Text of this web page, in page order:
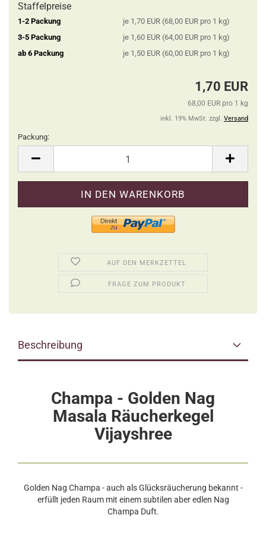
Staffelpreise
1-2 Packung
je 1,70 EUR (68,00 EUR pro 1 kg)
3-5 Packung
je 1,60 EUR (64,00 EUR pro 1 kg)
ab 6 Packung
je 1,50 EUR (60,00 EUR pro 1 kg)
1,70 EUR
68,00 EUR pro 1 kg
inkl. 19% MwSt. zzgl. Versand
Packung:
AUF DEN MERKZETTEL
FRAGE ZUM PRODUKT
Beschreibung
Champa - Golden Nag
Masala Räucherkegel
Vijayshree
Golden Nag Champa - auch als Glücksräucherung bekannt -
erfüllt jeden Raum mit einem subtilen aber edlen Nag
Champa Duft.